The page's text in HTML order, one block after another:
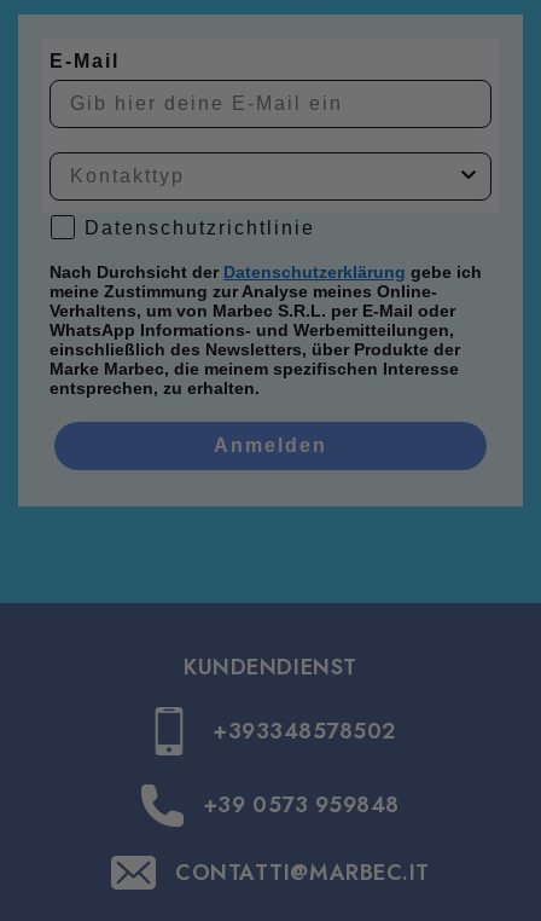
E-Mail
Datenschutzrichtlinie
Datenschutzrichtlinie
Nach Durchsicht der Datenschutzerklärung gebe ich
meine Zustimmung zur Analyse meines Online-
Verhaltens, um von Marbec S.R.L. per E-Mail oder
WhatsApp Informations- und Werbemitteilungen,
einschließlich des Newsletters, über Produkte der
Marke Marbec, die meinem spezifischen Interesse
entsprechen, zu erhalten.
Anmelden
KUNDENDIENST
+393348578502
+39 0573 959848
CONTATTI@MARBEC.IT